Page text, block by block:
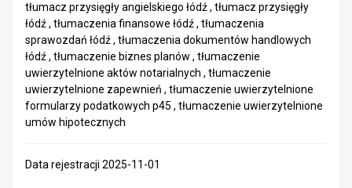
tłumacz przysięgły angielskiego łódź , tłumacz przysięgły
łódź , tłumaczenia finansowe łódź , tłumaczenia
sprawozdań łódź , tłumaczenia dokumentów handlowych
łódź , tłumaczenie biznes planów , tłumaczenie
uwierzytelnione aktów notarialnych , tłumaczenie
uwierzytelnione zapewnień , tłumaczenie uwierzytelnione
formularzy podatkowych p45 , tłumaczenie uwierzytelnione
umów hipotecznych
Data rejestracji 2025-11-01